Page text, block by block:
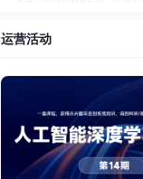
运营活动